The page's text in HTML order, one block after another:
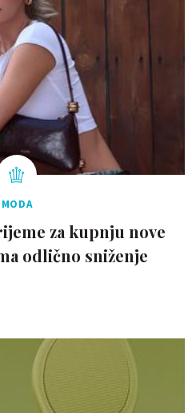
MODA
za kupnju nove
odlično sniženje